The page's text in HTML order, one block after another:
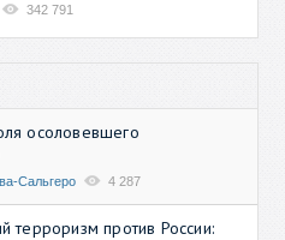
342 791
осоловевшего
Сальгеро 4 287
терроризм против России: